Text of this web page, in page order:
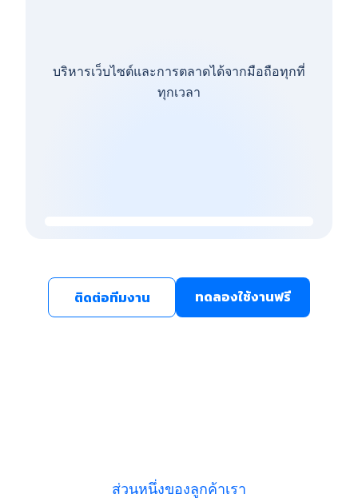
บริหารเว็บไซต์และการตลาดได้จากมือถือทุกที่
ทุกเวลา
ติดต่อทีมงาน ทดลองใช้งานฟรี
ส่วนหนึ่งของลูกค้าเรา